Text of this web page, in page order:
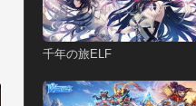
千年の旅ELF